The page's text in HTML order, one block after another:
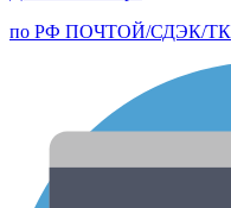
по РФ ПОЧТОЙ/СДЭК/ТК